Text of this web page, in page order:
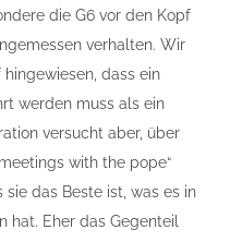
die G6 vor den Kopf
verhalten. Wir
dass ein
werden muss als ein
versucht aber, über
with the pope“
das Beste ist, was es in
Eher das Gegenteil